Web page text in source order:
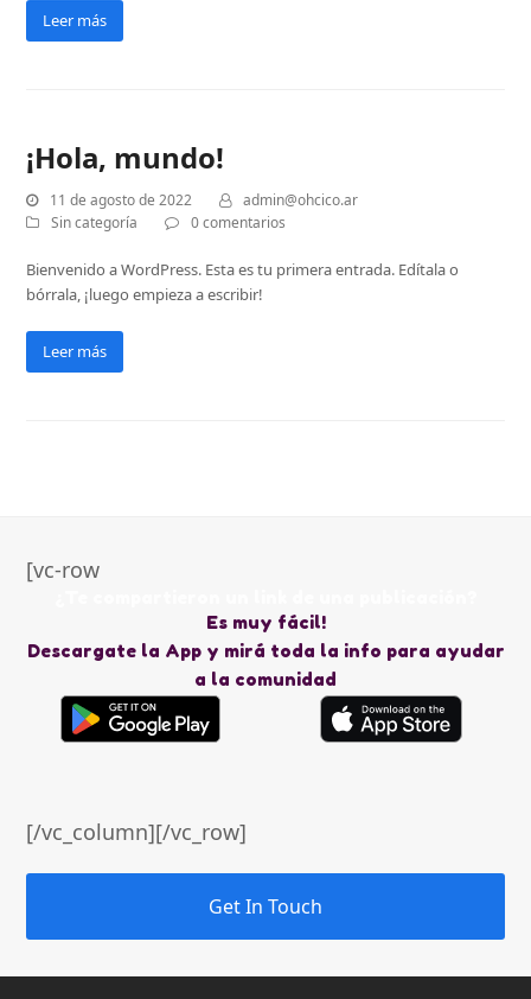
Leer más
¡Hola, mundo!
11 de agosto de 2022
admin@ohcico.ar
Sin categoría
0 comentarios
Bienvenido a WordPress. Esta es tu primera entrada. Edítala o
bórrala, ¡luego empieza a escribir!
Leer más
[vc-row
Es muy fácil!
Descargate la App y mirá toda la info para ayudar
a la comunidad
[/vc_column][/vc_row]
Get In Touch